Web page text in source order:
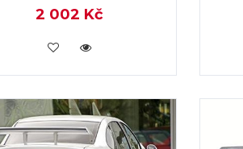
2 002 Kč
KOUPIT